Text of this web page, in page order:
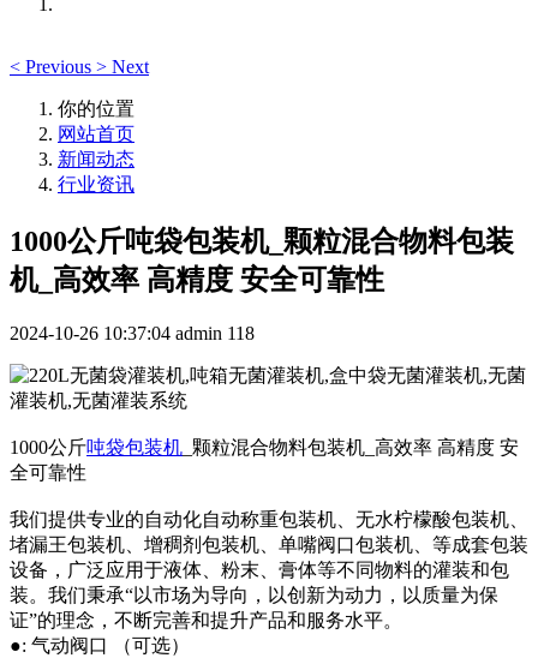
< Previous > Next
你的位置
网站首页
新闻动态
行业资讯
1000公斤吨袋包装机_颗粒混合物料包装
机_高效率 高精度 安全可靠性
2024-10-26 10:37:04 admin 118
1000公斤吨袋包装机 _颗粒混合物料包装机_高效率 高精度 安
全可靠性
我们提供专业的自动化自动称重包装机、无水柠檬酸包装机、
堵漏王包装机、增稠剂包装机、单嘴阀口包装机、等成套包装
设备，广泛应用于液体、粉末、膏体等不同物料的灌装和包
装。我们秉承“以市场为导向，以创新为动力，以质量为保
证”的理念，不断完善和提升产品和服务水平。
●: 气动阀口 （可选）